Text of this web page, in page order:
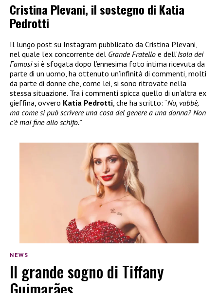
Cristina Plevani, il sostegno di Katia
Pedrotti
Il lungo post su Instagram pubblicato da Cristina Plevani,
nel quale l’ex concorrente del Grande Fratello e dell’Isola dei
Famosisi è sfogata dopo l’ennesima foto intima ricevuta da
parte di un uomo, ha ottenuto un’infinità di commenti, molti
da parte di donne che, come lei, si sono ritrovate nella
stessa situazione. Tra i commenti spicca quello di un’altra ex
gieffina, ovvero Katia Pedrotti, che ha scritto: “No, vabbè,
ma come si può scrivere una cosa del genere a una donna? Non
c’è mai fine allo schifo.”
NEWS
Il grande sogno di Tiffany